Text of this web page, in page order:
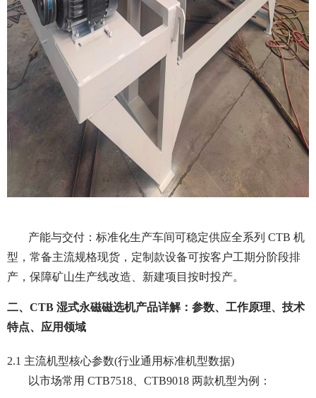
产能与交付：标准化生产车间可稳定供应全系列 CTB 机
型，常备主流规格现货，定制款设备可按客户工期分阶段排
产，保障矿山生产线改造、新建项目按时投产。
二、CTB 湿式永磁磁选机产品详解：参数、工作原理、技术
特点、应用领域
2.1 主流机型核心参数(行业通用标准机型数据)
以市场常用 CTB7518、CTB9018 两款机型为例：